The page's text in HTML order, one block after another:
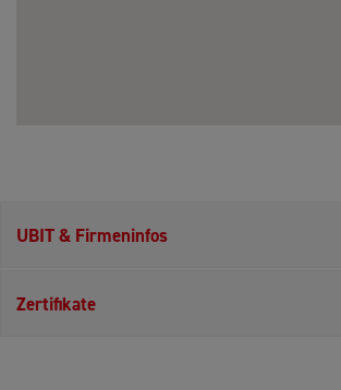
UBIT & Firmeninfos
Zertifikate